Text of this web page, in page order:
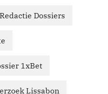
Redactie Dossiers
1xBet
Lissabon